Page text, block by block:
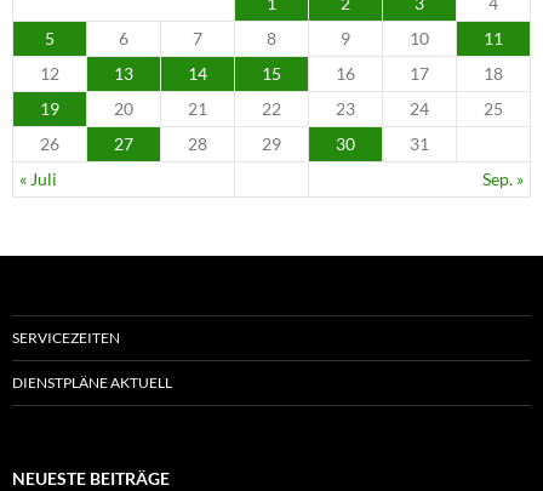
« Juli Sep. »
5
6 7 8 9 10
11
12
13 14 15 16 17
18
19
20 21 22 23 24
25
26
27 28 29 30 31
SERVICEZEITEN
DIENSTPLÄNE AKTUELL
NEUESTE BEITRÄGE